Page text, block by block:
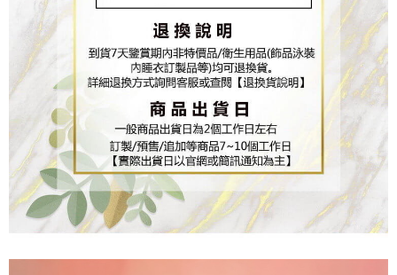
權轉讓予恩沛科技股份有限公司。
２．關於個人資料處理事宜，請瀏覽以下網址：
https://aftee.tw/terms/#terms3
３．未成年的使用者請事先徵得法定代理人或監護人之同意方可使用
「AFTEE先享後付」，若未經同意申辦者引起之損失，本公司不負相關責
４．使用「AFTEE先享後付」時，將依據個別帳號之用戶狀況，依本公司即
時審查核予不同之上限額度；若仍有額度不足之情形，本公司將視審查結果
請求用戶進行身份認證。
５．嚴禁一人註冊多個帳號或使用他人資訊註冊。若發現惡意使用之情形，
恩沛科技股份有限公司將有權停止該用戶之使用額度並採取法律行動。